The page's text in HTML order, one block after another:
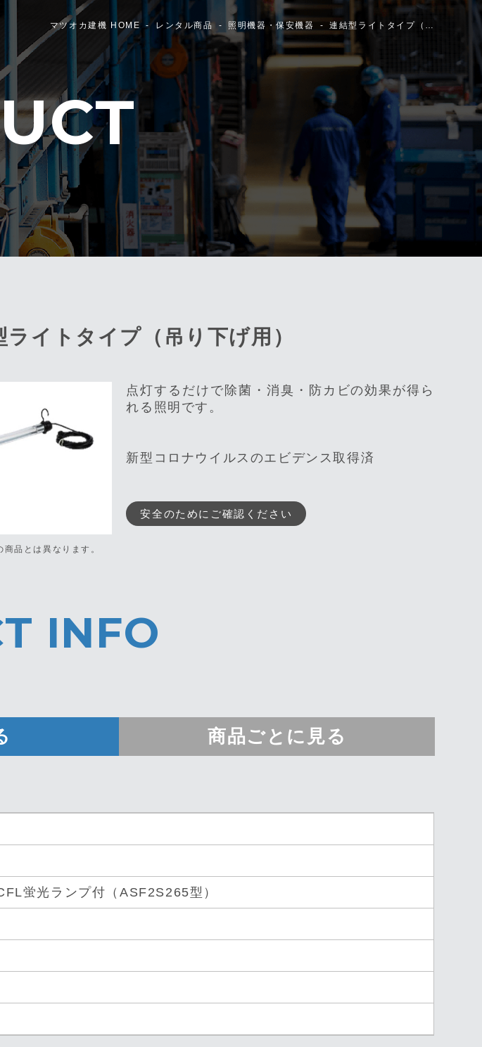
マツオカ建機 HOME レンタル商品 照明機器・保安機器 連結型ライトタイプ（…
ライトタイプ（吊り下げ用）
商品とは異なります。
点灯するだけで除菌・消臭・防カビの効果が得ら
れる照明です。
新型コロナウイルスのエビデンス取得済
安全のためにご確認ください
INFO
商品ごとに見る
蛍光ランプ付（ASF2S265型）